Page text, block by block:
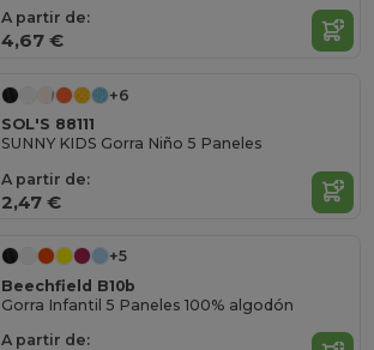
A partir de:
4,67 €
+6
SOL'S 88111
SUNNY KIDS Gorra Niño 5 Paneles
A partir de:
2,47 €
+5
Beechfield B10b
Gorra Infantil 5 Paneles 100% algodón
A partir de: